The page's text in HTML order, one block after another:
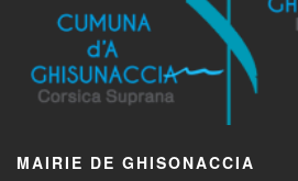
MAIRIE DE GHISONACCIA